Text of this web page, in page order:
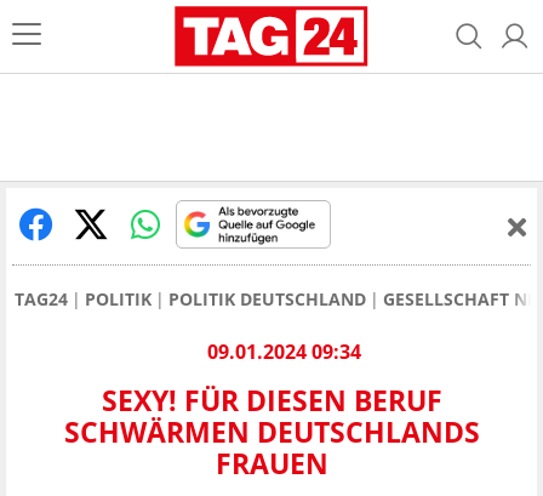
TAG24 POLITIK POLITIK DEUTSCHLAND GESELLSCHAFT
09.01.2024 09:34
SEXY! FÜR DIESEN BERUF
SCHWÄRMEN DEUTSCHLANDS
FRAUEN